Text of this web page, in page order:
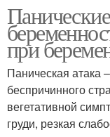
при
Паническая атака
беспричинного
вегетативной
груди, резкая